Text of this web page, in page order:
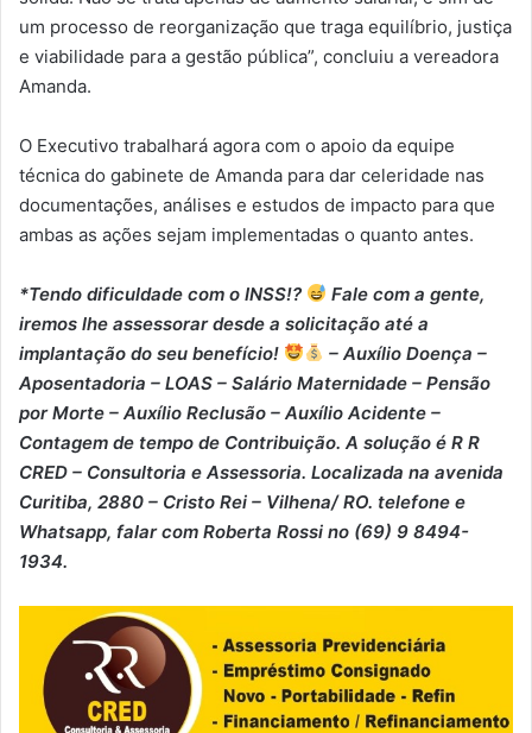
um processo de reorganização que traga equilíbrio, justiça
e viabilidade para a gestão pública”, concluiu a vereadora
Amanda.
O Executivo trabalhará agora com o apoio da equipe
técnica do gabinete de Amanda para dar celeridade nas
documentações, análises e estudos de impacto para que
ambas as ações sejam implementadas o quanto antes.
*Tendo dificuldade com o INSS!?
Fale com a gente,
iremos lhe assessorar desde a solicitação até a
implantação do seu benefício!
– Auxílio Doença –
⁠Aposentadoria – ⁠LOAS – ⁠Salário Maternidade – ⁠Pensão
por Morte – ⁠Auxílio Reclusão – ⁠Auxílio Acidente –
⁠Contagem de tempo de Contribuição. A solução é R R
CRED – Consultoria e Assessoria. Localizada na avenida
Curitiba, 2880 – Cristo Rei – Vilhena/ RO. telefone e
Whatsapp, falar com Roberta Rossi no (69) 9 8494-
1934.